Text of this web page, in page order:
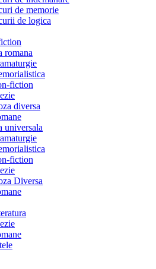
de memorie
de logica
romana
fiction
diversa
universala
fiction
Diversa